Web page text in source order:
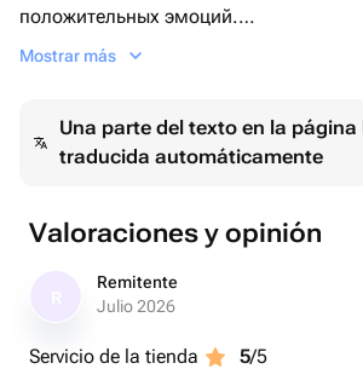
положительных эмоций.
В нашем мире именно эмоции и
💰 Стоимость указана за:
* 3 фольгированные фигуры
* 3 фольгированных сердца
Mostrar más
Una parte del texto en la página
traducida automáticamente
Valoraciones y opinión
Remitente
Julio 2026
Servicio de la tienda 5/5